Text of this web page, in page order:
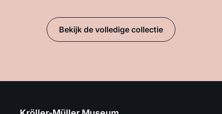
Bekijk de volledige collectie